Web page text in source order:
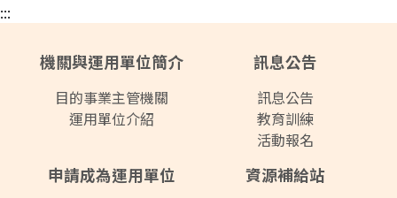
:::
機關與運用單位簡介
目的事業主管機關
運用單位介紹
訊息公告
訊息公告
教育訓練
活動報名
申請成為運用單位 資源補給站